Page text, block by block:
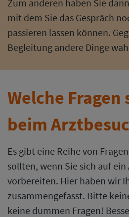
Zum anderen haben Sie
mit dem Sie das Gespräch
passieren lassen können.
Begleitung andere Dinge
Welche Fragen
beim
Es gibt eine Reihe von
sollten, wenn Sie sich auf ein
vorbereiten. Hier haben wir
zusammengefasst. Bitte
keine dummen Fragen!